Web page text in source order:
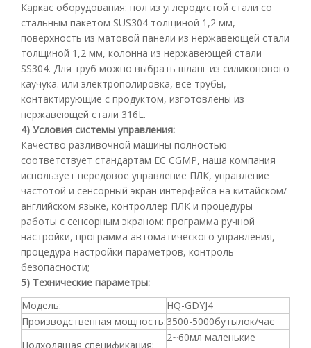
Каркас оборудования: пол из углеродистой стали со
стальным пакетом SUS304 толщиной 1,2 мм,
поверхность из матовой панели из нержавеющей стали
толщиной 1,2 мм, колонна из нержавеющей стали
SS304. Для труб можно выбрать шланг из силиконового
каучука. или электрополировка, все трубы,
контактирующие с продуктом, изготовлены из
нержавеющей стали 316L.
4) Условия системы управления:
Качество разливочной машины полностью
соответствует стандартам ЕС CGMP, наша компания
использует передовое управление ПЛК, управление
частотой и сенсорный экран интерфейса на китайском/
английском языке, контроллер ПЛК и процедуры
работы с сенсорным экраном: программа ручной
настройки, программа автоматического управления,
процедура настройки параметров, контроль
безопасности;
5) Технические параметры:
Модель:
HQ-GDYJ4
Производственная мощность:3500-5000бутылок/час
Подходящая спецификация:
2~60мл маленькие